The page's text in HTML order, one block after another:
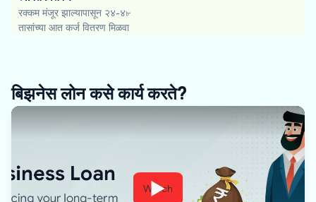
रक्कम मंजूर झाल्यापासून २४-४৮
तासांच्या आत कर्ज वितरण मिळवा
बिझनेस लोन कसे कार्य करते?
Watch